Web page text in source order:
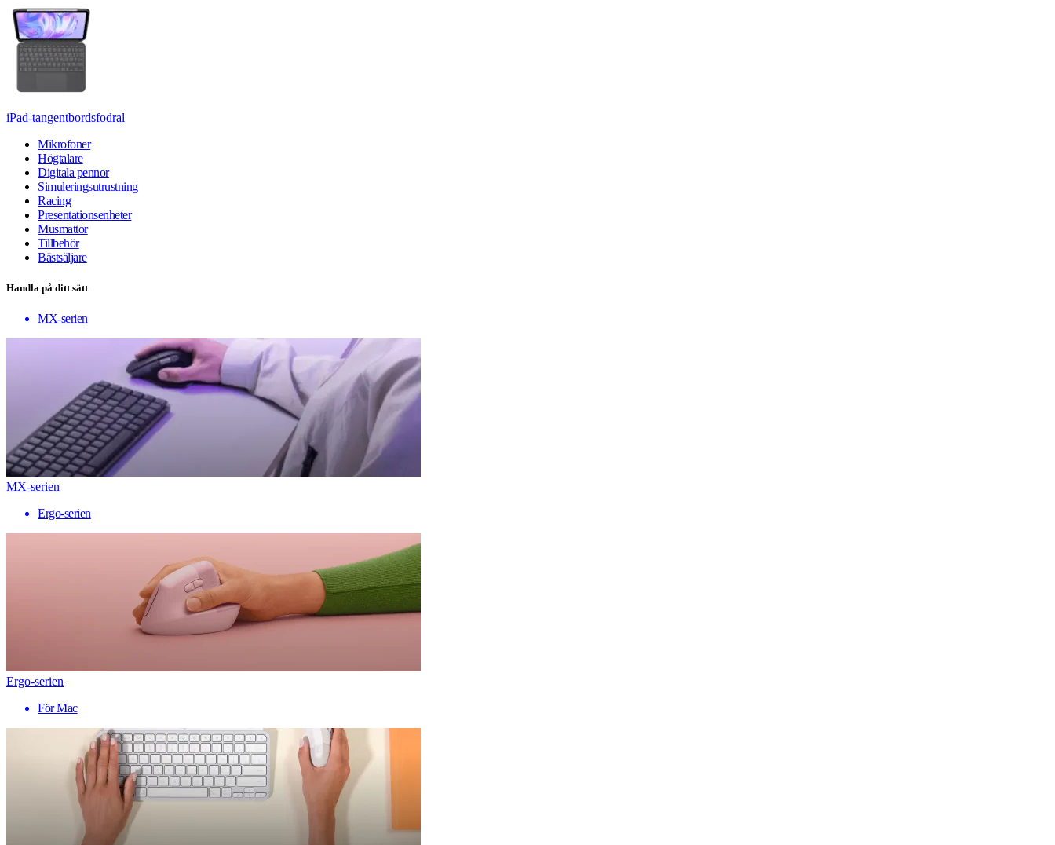
iPad-tangentbordsfodral
Mikrofoner
Högtalare
Digitala pennor
Simuleringsutrustning
Racing
Presentationsenheter
Musmattor
Tillbehör
Bästsäljare
Handla på ditt sätt
MX-serien
MX-serien
Ergo-serien
Ergo-serien
För Mac